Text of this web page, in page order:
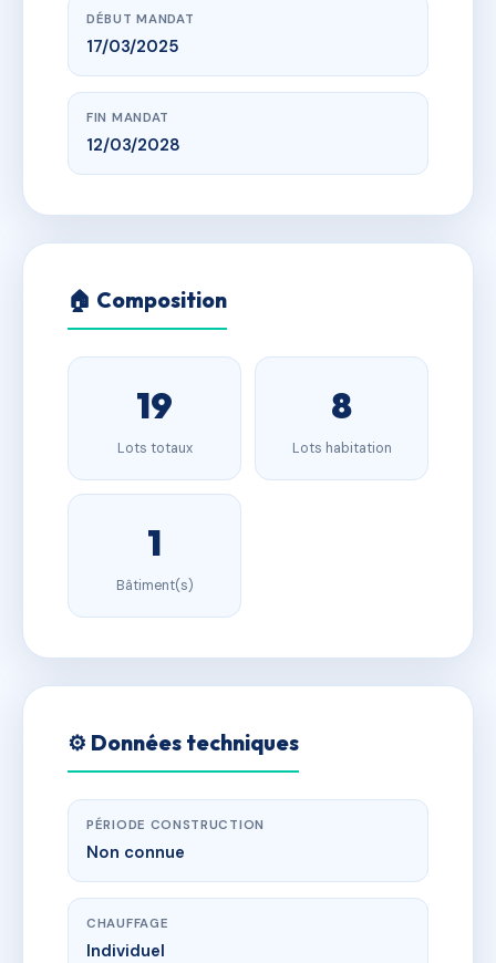
DÉBUT MANDAT
17/03/2025
FIN MANDAT
12/03/2028
🏠 Composition
19
Lots totaux
8
Lots habitation
1
Bâtiment(s)
⚙️ Données techniques
PÉRIODE CONSTRUCTION
Non connue
CHAUFFAGE
Individuel